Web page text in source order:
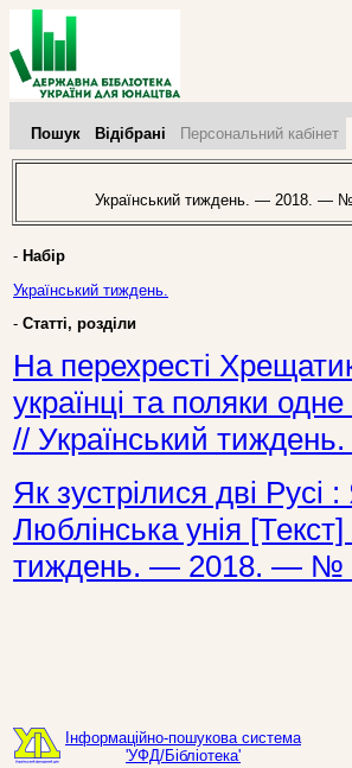
Пошук Відібрані Персональний кабінет
Український тиждень. — 2018. —
- Набір
Український тиждень.
- Статті, розділи
На перехресті
українці та поляки
// Український
Як зустрілися дві
Люблінська унія
тиждень. — 2018. — №
Інформаційно-пошукова система
'УФД/Бібліотека'